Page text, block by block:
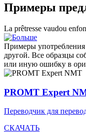
Примеры
La prêtresse vaudou
Примеры употребления
другой. Все образцы
или иную ошибку в
PROMT Expert
Переводчик для
СКАЧАТЬ